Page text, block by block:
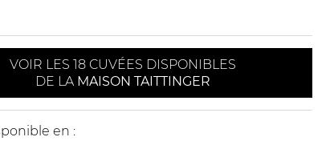
VOIR LES 18 CUVÉES DISPONIBLES
DE LA MAISON TAITTINGER
en :